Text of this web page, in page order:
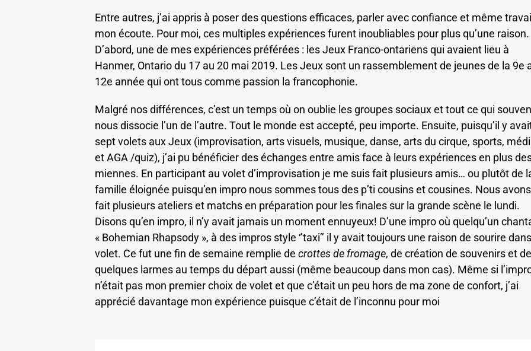
Entre autres, j’ai appris à poser des questions efficaces, parler avec confiance et même
mon écoute. Pour moi, ces multiples expériences furent inoubliables pour plus qu’une raison.
D’abord, une de mes expériences préférées : les Jeux Franco-ontariens qui avaient lieu à
Hanmer, Ontario du 17 au 20 mai 2019. Les Jeux sont un rassemblement de jeunes de la 9e
12e année qui ont tous comme passion la francophonie.
Malgré nos différences, c’est un temps où on oublie les groupes sociaux et tout ce qui
nous dissocie l’un de l’autre. Tout le monde est accepté, peu importe. Ensuite, puisqu’il y
sept volets aux Jeux (improvisation, arts visuels, musique, danse, arts du cirque, sports,
et AGA /quiz), j’ai pu bénéficier des échanges entre amis face à leurs expériences en plus
miennes. En participant au volet d’improvisation je me suis fait plusieurs amis… ou plutôt de
famille éloignée puisqu’en impro nous sommes tous des p’ti cousins et cousines. Nous avons
fait plusieurs ateliers et matchs en préparation pour les finales sur la grande scène le lundi.
Disons qu’en impro, il n’y avait jamais un moment ennuyeux! D’une impro où quelqu’un
« Bohemian Rhapsody », à des impros style ‘’taxi’’ il y avait toujours une raison de sourire
volet. Ce fut une fin de semaine remplie de crottes de fromage, de création de souvenirs et de
quelques larmes au temps du départ aussi (même beaucoup dans mon cas). Même si
n’était pas mon premier choix de volet et que c’était un peu hors de ma zone de confort, j’ai
apprécié davantage mon expérience puisque c’était de l’inconnu pour moi